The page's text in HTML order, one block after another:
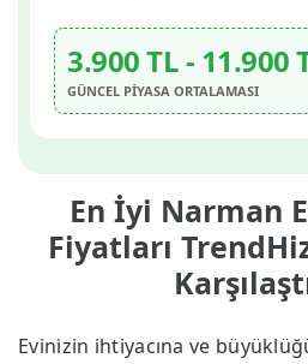
En İyi Narman
Fiyatları
Evinizin ihtiyacına ve
3.900 TL - 11.900
GÜNCEL PİYASA ORTALAMASI